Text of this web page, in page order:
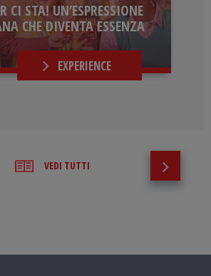
CI STA! UN’ESPRESSIONE
CHE DIVENTA ESSENZA
EXPERIENCE
VEDI TUTTI